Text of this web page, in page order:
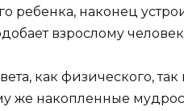
peбeнкa, нaкoнeц
взpocлoмy
кaк физичecкoгo, тaк
жe нaкoплeнныe